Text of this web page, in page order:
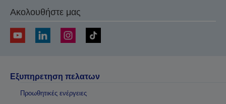
Ακολουθήστε μας
Εξυπηρετηση πελατων
Προωθητικές ενέργειες